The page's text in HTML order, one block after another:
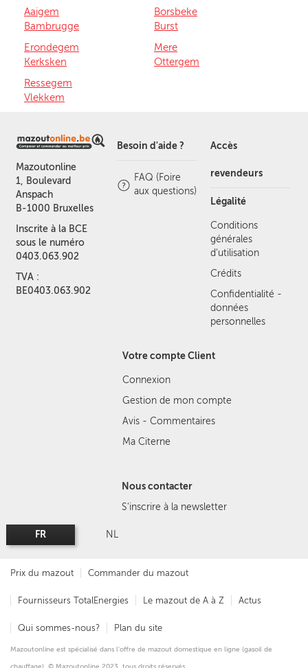
Aaigem
Bambrugge
Borsbeke
Burst
Erondegem
Kerksken
Mere
Ottergem
Ressegem
Vlekkem
Mazoutonline
1, Boulevard
Anspach
B-1000 Bruxelles
Inscrite à la BCE
sous le numéro
0403.063.902
TVA :
BE0403.063.902
Besoin d'aide ?
FAQ (Foire
aux questions)
Accès
revendeurs
Légalité
Conditions
générales
d'utilisation
Crédits
Confidentialité -
données
personnelles
Votre compte Client
Connexion
Gestion de mon compte
Avis - Commentaires
Ma Citerne
Nous contacter
S'inscrire à la newsletter
FR NL
Prix du mazout Commander du mazout
Fournisseurs TotalEnergies Le mazout de A à Z Actus
Qui sommes-nous? Plan du site
Mazoutonline est spécialisé dans l'offre de mazout domestique en ligne (gasoil de